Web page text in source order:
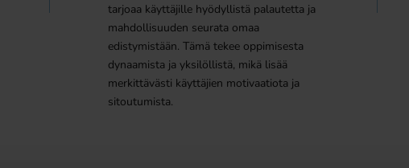
tarjoaa käyttäjille hyödyllistä palautetta ja
mahdollisuuden seurata omaa
edistymistään. Tämä tekee oppimisesta
dynaamista ja yksilöllistä, mikä lisää
merkittävästi käyttäjien motivaatiota ja
sitoutumista.